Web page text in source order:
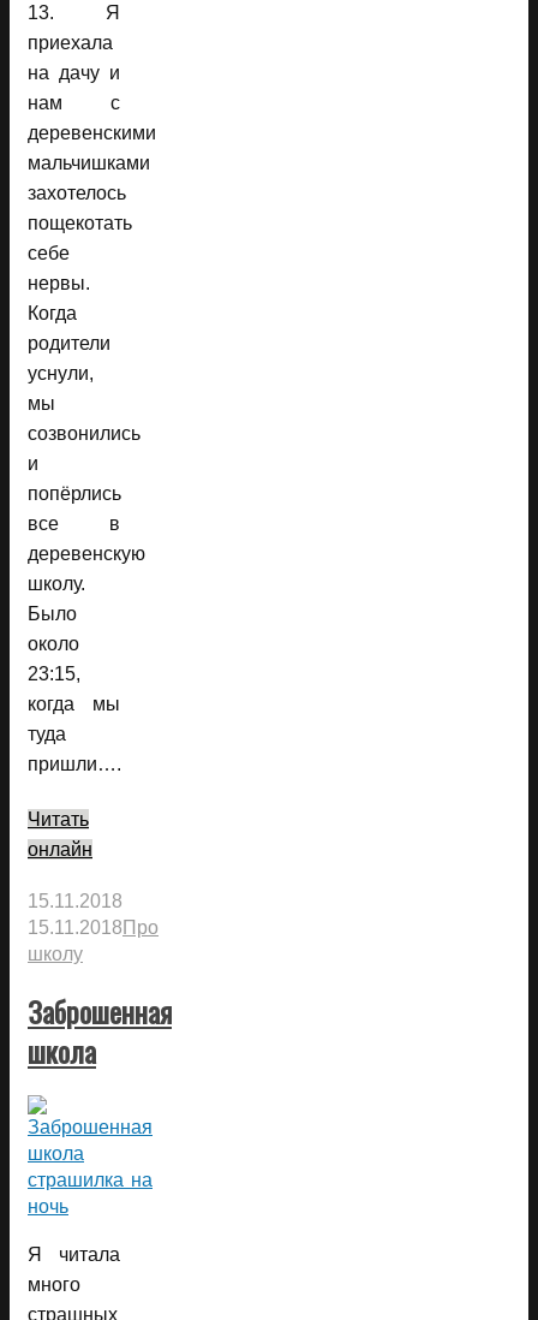
13. Я
приехала
на дачу и
нам с
деревенскими
мальчишками
захотелось
пощекотать
себе
нервы.
Когда
родители
уснули,
мы
созвонились
и
попёрлись
все в
деревенскую
школу.
Было
около
23:15,
когда мы
туда
пришли….
Читать
онлайн
15.11.2018
15.11.2018 Про
школу
Заброшенная
школа
Я читала
много
страшных